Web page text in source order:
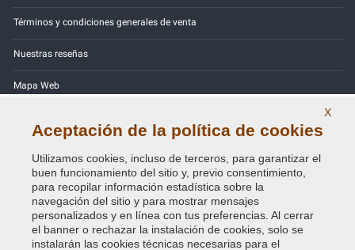
Términos y condiciones generales de venta
Nuestras reseñas
Mapa Web
Política de Privacidad - RGPD
X
Aceptación de la política de cookies
Utilizamos cookies, incluso de terceros, para garantizar el
buen funcionamiento del sitio y, previo consentimiento,
para recopilar información estadística sobre la
navegación del sitio y para mostrar mensajes
personalizados y en línea con tus preferencias. Al cerrar
el banner o rechazar la instalación de cookies, solo se
instalarán las cookies técnicas necesarias para el